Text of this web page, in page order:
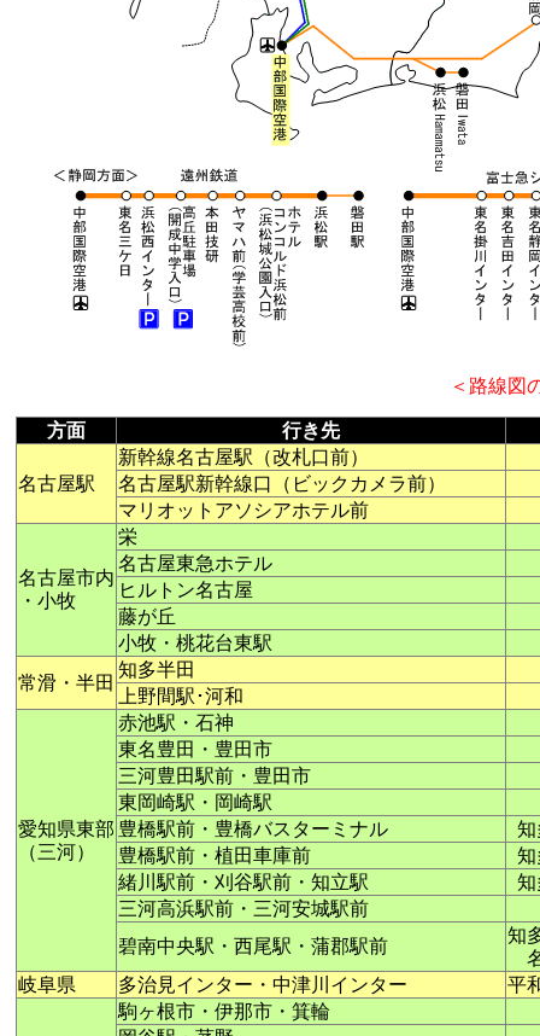
＜路線図
方面 行き先
名古屋駅
新幹線名古屋駅（改札口前）
名古屋駅新幹線口（ビックカメラ前）
マリオットアソシアホテル前
名古屋市内
・小牧
栄
名古屋東急ホテル
ヒルトン名古屋
藤が丘
小牧・桃花台東駅
常滑・半田
知多半田
上野間駅･河和
愛知県東部
（三河）
赤池駅・石神
東名豊田・豊田市
三河豊田駅前・豊田市
東岡崎駅・岡崎駅
豊橋駅前・豊橋バスターミナル
知
豊橋駅前・植田車庫前
知
緒川駅前・刈谷駅前・知立駅
知
三河高浜駅前・三河安城駅前
碧南中央駅・西尾駅・蒲郡駅前
知
岐阜県
多治見インター・中津川インター 平
駒ヶ根市・伊那市・箕輪